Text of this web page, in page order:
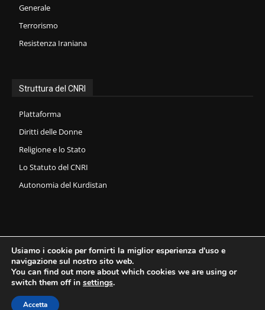
Generale
Terrorismo
Resistenza Iraniana
Struttura del CNRI
Plattaforma
Diritti delle Donne
Religione e lo Stato
Lo Statuto del CNRI
Autonomia del Kurdistan
Copyright © 2026 CNRI - Consiglio Nazionale della Resistenza Iraniana.
Usiamo i cookie per fornirti la miglior esperienza d'uso e
navigazione sul nostro sito web.
You can find out more about which cookies we are using or
switch them off in settings.
Accetta